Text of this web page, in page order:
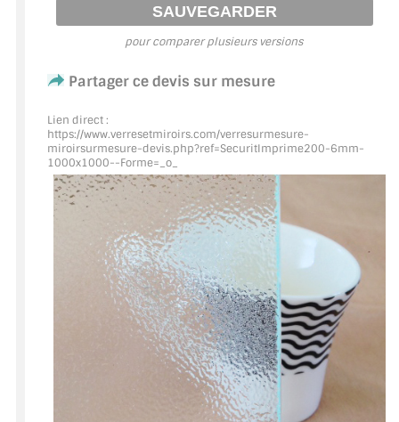
ACCESSOIRES & QUINCAILLERIE
CATALOGUE DE PROFILS ET FIXATION DU
LES FIXATIONS POUR MIROIR
LES PROFILS PAROI DE VERRE
VITRINE EN VERRE
CONNECTEURS ET ASSEMBLAGE DE VERRES
PLATS ET CORNIÈRES
LES CHARNIÈRES DE PORTE EN VERRE
BOUTONS ET POIGNÉES
BARRES DE STABILISATION
pour comparer plusieurs versions
Partager ce devis sur mesure
Lien direct :
https://www.verresetmiroirs.com/verresurmesure-
miroirsurmesure-devis.php?ref=SecuritImprime200-6mm-
1000x1000--Forme=_o_